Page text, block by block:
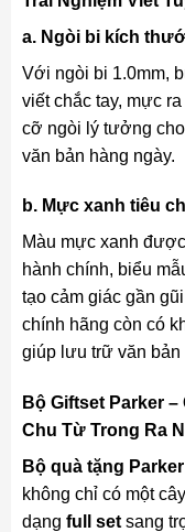
a. Ngòi bi kích
Với ngòi bi 1.0mm,
viết chắc tay, mực
cỡ ngòi lý tưởng
văn bản hàng ngày.
b. Mực xanh tiêu
Màu mực xanh
hành chính, biểu
tạo cảm giác gần
chính hãng còn có
giúp lưu trữ văn bản
Bộ Giftset Parker
Chu Từ Trong Ra
Bộ quà tặng
không chỉ có một
dạng full setsang